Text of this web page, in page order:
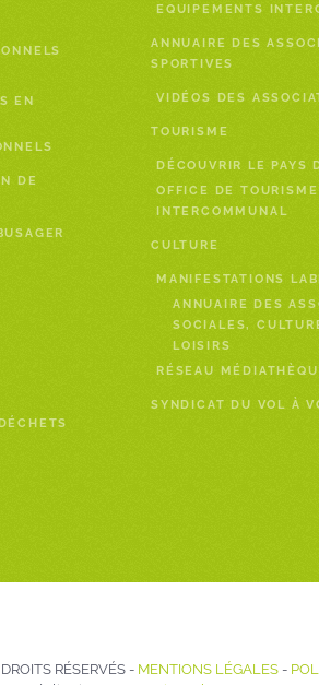
EN
DE
EQUIPEMENTS
ANNUAIRE DES
SPORTIVES
VIDÉOS DES
TOURISME
DÉCOUVRIR LE PAYS
OFFICE DE TOURISME
INTERCOMMUNAL
CULTURE
MANIFESTATIONS
ANNUAIRE DES
SOCIALES,
LOISIRS
RÉSEAU
SYNDICAT DU VOL À
RÉSERVÉS - MENTIONS LÉGALES-